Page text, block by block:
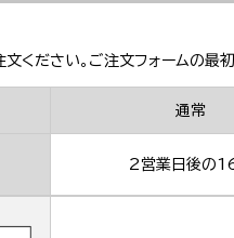
ください。ご注文フォームの最
通常
2営業日後の